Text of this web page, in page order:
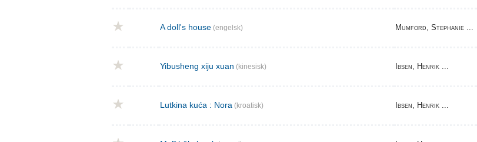
A doll's house (engelsk) Mumford, Stephanie ...
Yibusheng xiju xuan (kinesisk) Ibsen, Henrik ...
Lutkina kuća : Nora (kroatisk) Ibsen, Henrik ...